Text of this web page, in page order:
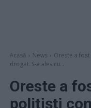
Acasă News
Oreste a
drogat. S-a ales cu...
Oreste a
polițiști